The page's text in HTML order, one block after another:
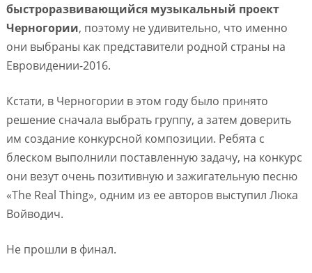
быстроразвивающийся музыкальный проект
Черногории, поэтому не удивительно, что именно
они выбраны как представители родной страны на
Евровидении-2016.
Кстати, в Черногории в этом году было принято
решение сначала выбрать группу, а затем доверить
им создание конкурсной композиции. Ребята с
блеском выполнили поставленную задачу, на конкурс
они везут очень позитивную и зажигательную песню
«The Real Thing», одним из ее авторов выступил Люка
Войводич.
Не прошли в финал.